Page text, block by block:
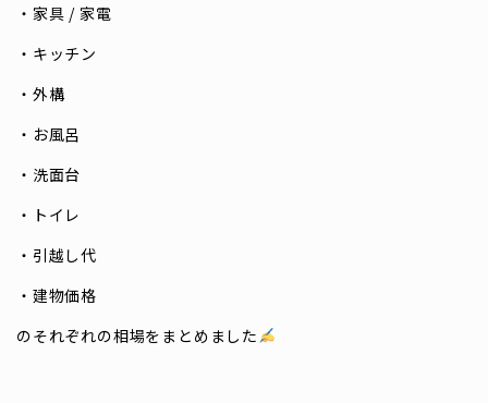
・家具 / 家電
・キッチン
・外構
・お風呂
・洗面台
・トイレ
・引越し代
・建物価格
のそれぞれの相場をまとめました